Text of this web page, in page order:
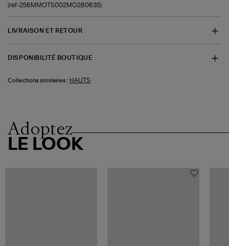
(ref-256MMOTS002MO280635)
LIVRAISON ET RETOUR
DISPONIBILITÉ BOUTIQUE
Collections similaires : HAUTS
Adoptez
LE LOOK